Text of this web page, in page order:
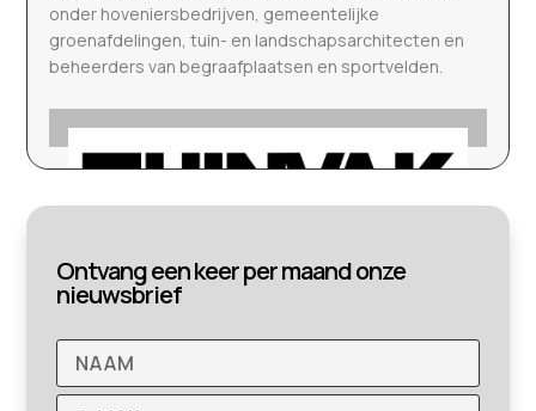
onder hoveniersbedrijven, gemeentelijke
groenafdelingen, tuin- en landschapsarchitecten en
beheerders van begraafplaatsen en sportvelden.
Ontvang een keer per maand onze
nieuwsbrief